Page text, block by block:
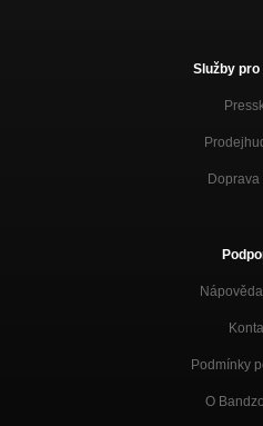
Služby pro
Doprava
Podmínky
O